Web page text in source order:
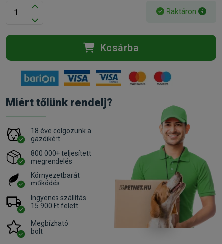
Raktáron
Kosárba
Miért tőlünk rendelj?
18 éve dolgozunk a
gazdikért
800 000+ teljesített
megrendelés
Környezetbarát
működés
Ingyenes szállítás
15 900 Ft felett
Megbízható
bolt